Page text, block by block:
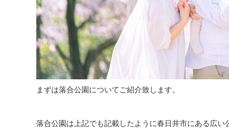
まずは落合公園についてご紹介致します。
落合公園は上記でも記載したように春日井市にある広い